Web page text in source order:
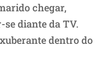
chegar,
diante da TV.
dentro do